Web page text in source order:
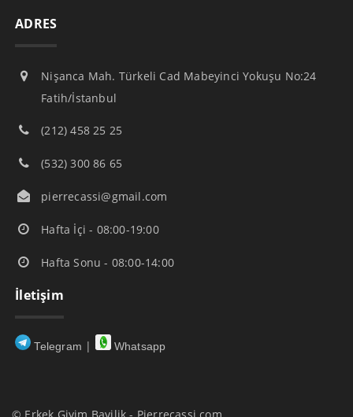
ADRES
Nişanca Mah. Türkeli Cad Mabeyinci Yokuşu No:24
Fatih/İstanbul
(212) 458 25 25
(532) 300 86 65
pierrecassi@gmail.com
Hafta İçi - 08:00-19:00
Hafta Sonu - 08:00-14:00
İletişim
Telegram | Whatsapp
© Erkek Giyim Bayilik - Pierrecassi.com